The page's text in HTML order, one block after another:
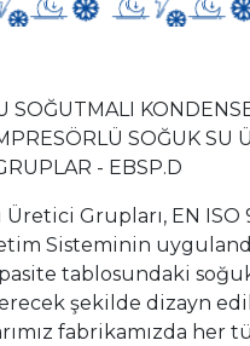
SOĞUTMALI
SOĞUK SU
- EBSP.D
Üretici Grupları, EN ISO
Sisteminin
tablosundaki soğuk
şekilde dizayn
fabrikamızda her